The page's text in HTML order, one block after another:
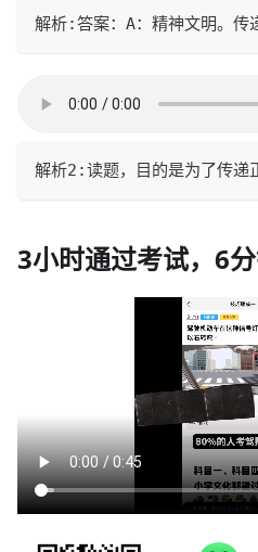
解析:答案：A：精神文明。传
解析2:读题，目的是为了传递
3小时通过考试，6